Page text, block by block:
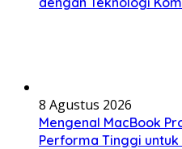
8 Agustus 2026
Mengenal MacBook
Performa Tinggi